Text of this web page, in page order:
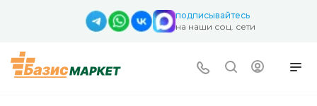
подписывайтесь
на наши соц. сети